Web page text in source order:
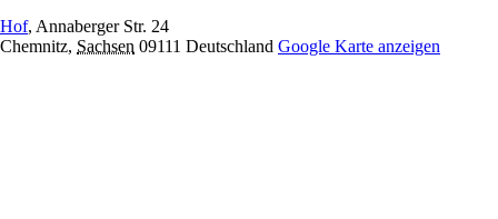
Hof, Annaberger Str. 24
Chemnitz, Sachsen 09111 Deutschland Google Karte anzeigen